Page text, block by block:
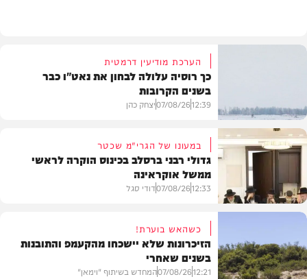
הערכת מודיעין דרמטית
כך רוסיה עלולה לבחון את נאט"ו כבר
בשנים הקרובות
12:39
07/08/26יצחק כהן
חרדים
במעונו של הגרי"מ שכטר
גדולי רבני ברסלב בכינוס הוקרה לראשי
ממשל אוקראינה
12:33
07/08/26דודי סגל
כשהאש בוערת!
הזיכרונות שלא יישכחו מהקעמפ והתובנות
בשנים שאחרי
12:21
07/08/26המחדש בשיתוף "וימאן"